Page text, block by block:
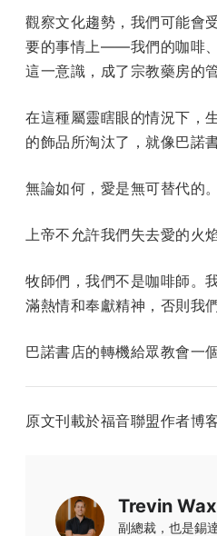
觀察文化趨勢，我們可能會
要的事情上——我們的咖啡、
這一意識，成了宗教藥房的
在這種屬靈瞎眼的情況下，
的飾品所淘汰了，就像巴諾
無論如何，愛是無可替代的
上帝不允許我們失去愛的火
牧師們，我們不是咖啡師。
滿熱情和奉獻精神，否則我
巴諾書店的轉機給眾教會一
原文刊載於福音聯盟作者博
Trevin Wax
副總裁，也是錫